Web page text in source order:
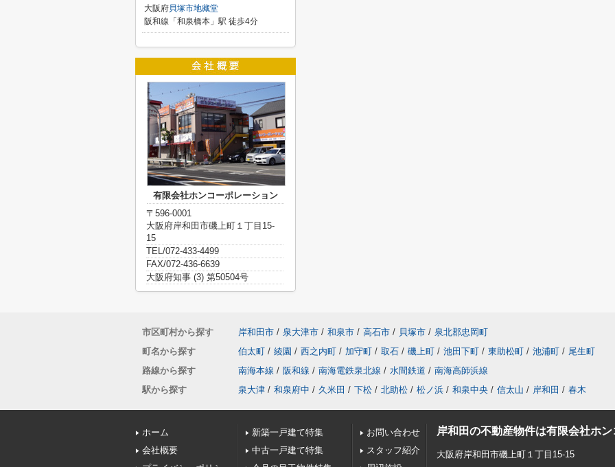
大阪府貝塚市地藏堂
阪和線「和泉橋本」駅 徒歩4分
有限会社ホンコーポレーション
〒596-0001
大阪府岸和田市磯上町１丁目15-
15
TEL/072-433-4499
FAX/072-436-6639
大阪府知事 (3) 第50504号
市区町村から探す 岸和田市 / 泉大津市 / 和泉市 / 高石市 / 貝塚市 / 泉北郡忠岡町
町名から探す
伯太町 / 綾園 / 西之内町 / 加守町 / 取石 / 磯上町 / 池田下町 / 東助松町 / 池浦町 / 尾生町
路線から探す
南海本線 / 阪和線 / 南海電鉄泉北線 / 水間鉄道 / 南海高師浜線
駅から探す
泉大津 / 和泉府中 / 久米田 / 下松 / 北助松 / 松ノ浜 / 和泉中央 / 信太山 / 岸和田 / 春木
ホーム
会社概要
新築一戸建て特集
中古一戸建て特集
お問い合わせ
スタッフ紹介
岸和田の不動産物件は有限会社ホ
大阪府岸和田市磯上町１丁目15-15